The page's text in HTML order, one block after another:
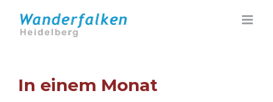
Inhalt
springen
In einem Monat